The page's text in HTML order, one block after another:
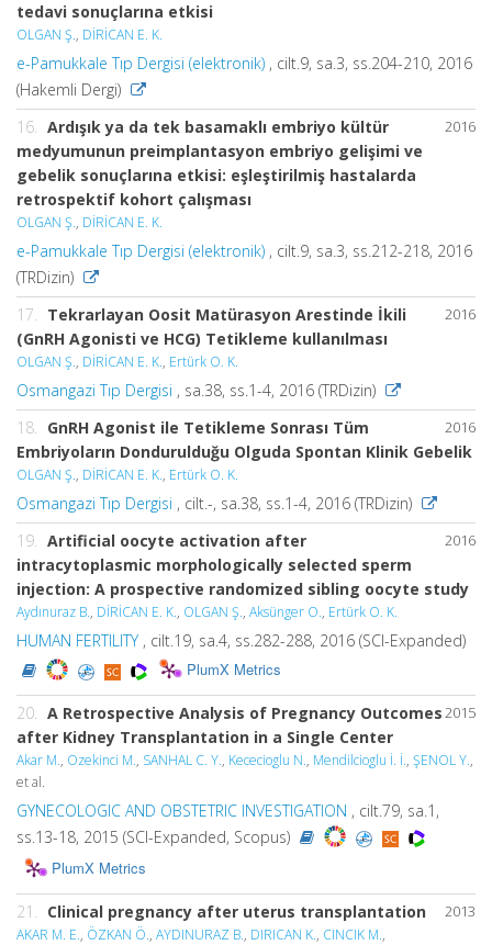
tedavi sonuçlarına etkisi
OLGAN Ş., DİRİCAN E. K.
e-Pamukkale Tıp Dergisi (elektronik) , cilt.9, sa.3, ss.204-210, 2016
(Hakemli Dergi)
2016
16. Ardışık ya da tek basamaklı embriyo kültür
medyumunun preimplantasyon embriyo gelişimi ve
gebelik sonuçlarına etkisi: eşleştirilmiş hastalarda
retrospektif kohort çalışması
OLGAN Ş., DİRİCAN E. K.
e-Pamukkale Tıp Dergisi (elektronik) , cilt.9, sa.3, ss.212-218, 2016
(TRDizin)
2016
17. Tekrarlayan Oosit Matürasyon Arestinde İkili
(GnRH Agonisti ve HCG) Tetikleme kullanılması
OLGAN Ş., DİRİCAN E. K., Ertürk O. K.
Osmangazi Tıp Dergisi , sa.38, ss.1-4, 2016 (TRDizin)
2016
18. GnRH Agonist ile Tetikleme Sonrası Tüm
Embriyoların Dondurulduğu Olguda Spontan Klinik Gebelik
OLGAN Ş., DİRİCAN E. K., Ertürk O. K.
Osmangazi Tıp Dergisi , cilt.-, sa.38, ss.1-4, 2016 (TRDizin)
2016
19. Artificial oocyte activation after
intracytoplasmic morphologically selected sperm
injection: A prospective randomized sibling oocyte study
Aydınuraz B., DİRİCAN E. K., OLGAN Ş., Aksünger O., Ertürk O. K.
HUMAN FERTILITY , cilt.19, sa.4, ss.282-288, 2016 (SCI-Expanded)
PlumX Metrics
2015
20. A Retrospective Analysis of Pregnancy Outcomes
after Kidney Transplantation in a Single Center
Akar M., Ozekinci M., SANHAL C. Y., Kececioglu N., Mendilcioglu İ. İ., ŞENOL Y.,
et al.
GYNECOLOGIC AND OBSTETRIC INVESTIGATION , cilt.79, sa.1,
ss.13-18, 2015 (SCI-Expanded, Scopus)
PlumX Metrics
2013
21. Clinical pregnancy after uterus transplantation
AKAR M. E., ÖZKAN Ö., AYDINURAZ B., DIRICAN K., CINCIK M.,